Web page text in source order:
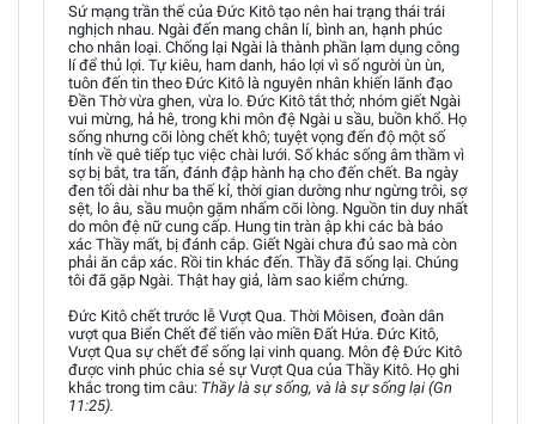
Sứ mạng trần thế của Đức Kitô tạo nên hai trạng thái trái
nghịch nhau. Ngài đến mang chân lí, bình an, hạnh phúc
cho nhân loại. Chống lại Ngài là thành phần lạm dụng công
lí để thủ lợi. Tự kiêu, ham danh, háo lợi vì số người ùn ùn,
tuôn đến tin theo Đức Kitô là nguyên nhân khiến lãnh đạo
Đền Thờ vừa ghen, vừa lo. Đức Kitô tắt thở; nhóm giết Ngài
vui mừng, hả hê, trong khi môn đệ Ngài u sầu, buồn khổ. Họ
sống nhưng cõi lòng chết khô; tuyệt vọng đến độ một số
tính về quê tiếp tục việc chài lưới. Số khác sống âm thầm vì
sợ bị bắt, tra tấn, đánh đập hành hạ cho đến chết. Ba ngày
đen tối dài như ba thế kỉ, thời gian dường như ngừng trôi, sợ
sệt, lo âu, sầu muộn gặm nhấm cõi lòng. Nguồn tin duy nhất
do môn đệ nữ cung cấp. Hung tin tràn ập khi các bà báo
xác Thầy mất, bị đánh cắp. Giết Ngài chưa đủ sao mà còn
phải ăn cắp xác. Rồi tin khác đến. Thầy đã sống lại. Chúng
tôi đã gặp Ngài. Thật hay giả, làm sao kiểm chứng.
Đức Kitô chết trước lễ Vượt Qua. Thời Môisen, đoàn dân
vượt qua Biển Chết để tiến vào miền Đất Hứa. Đức Kitô,
Vượt Qua sự chết để sống lại vinh quang. Môn đệ Đức Kitô
được vinh phúc chia sẻ sự Vượt Qua của Thầy Kitô. Họ ghi
khắc trong tim câu: Thầy là sự sống, và là sự sống lại (Gn
11:25).